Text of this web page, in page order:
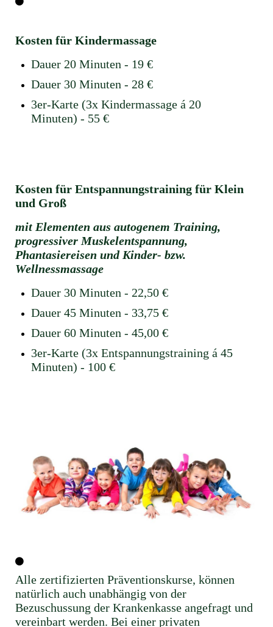
Kosten für Kindermassage
Dauer 20 Minuten - 19 €
Dauer 30 Minuten - 28 €
3er-Karte (3x Kindermassage á 20
Minuten) - 55 €
Kosten für Entspannungstraining für Klein
und Groß
mit Elementen aus autogenem Training,
progressiver Muskelentspannung,
Phantasiereisen und Kinder- bzw.
Wellnessmassage
Dauer 30 Minuten - 22,50 €
Dauer 45 Minuten - 33,75 €
Dauer 60 Minuten - 45,00 €
3er-Karte (3x Entspannungstraining á 45
Minuten) - 100 €
Alle zertifizierten Präventionskurse, können
natürlich auch unabhängig von der
Bezuschussung der Krankenkasse angefragt und
vereinbart werden. Bei einer privaten